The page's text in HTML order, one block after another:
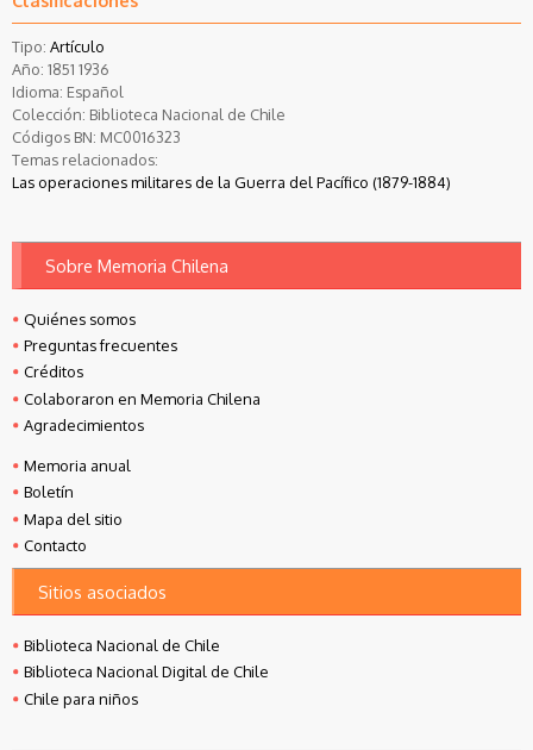
Tipo: Artículo
Año: 1851 1936
Idioma: Español
Colección: Biblioteca Nacional de Chile
Códigos BN: MC0016323
Temas relacionados:
Las operaciones militares de la Guerra del Pacífico (1879-1884)
Sobre Memoria Chilena
Quiénes somos
Preguntas frecuentes
Créditos
Colaboraron en Memoria Chilena
Agradecimientos
Memoria anual
Boletín
Mapa del sitio
Contacto
Sitios asociados
Biblioteca Nacional de Chile
Biblioteca Nacional Digital de Chile
Chile para niños